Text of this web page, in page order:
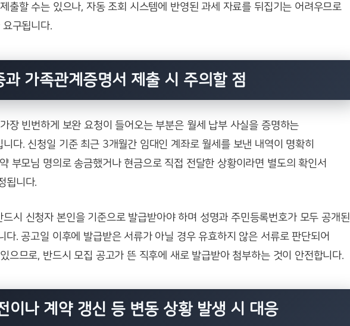
출할 수는 있으나, 자동 조회 시스템에 반영된 과세 자료를 뒤집기는 어려우므로
구됩니다.
과 가족관계증명서 제출 시 주의할 점
장 빈번하게 보완 요청이 들어오는 부분은 월세 납부 사실을 증명하는
니다. 신청일 기준 최근 3개월간 임대인 계좌로 월세를 보낸 내역이 명확히
부모님 명의로 송금했거나 현금으로 직접 전달한 상황이라면 별도의 확인서
됩니다.
드시 신청자 본인을 기준으로 발급받아야 하며 성명과 주민등록번호가 모두 공개된
다. 공고일 이후에 발급받은 서류가 아닐 경우 유효하지 않은 서류로 판단되어
으므로, 반드시 모집 공고가 뜬 직후에 새로 발급받아 첨부하는 것이 안전합니다.
이나 계약 갱신 등 변동 상황 발생 시 대응